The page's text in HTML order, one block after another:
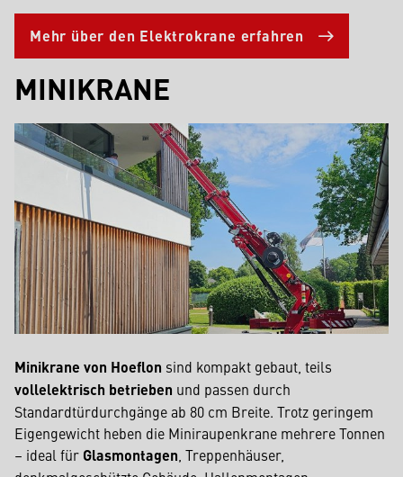
Mehr über den Elektrokrane erfahren
MINIKRANE
Minikrane von Hoeflon sind kompakt gebaut, teils
vollelektrisch betrieben und passen durch
Standardtürdurchgänge ab 80 cm Breite. Trotz geringem
Eigengewicht heben die Miniraupenkrane mehrere Tonnen
– ideal für Glasmontagen , Treppenhäuser,